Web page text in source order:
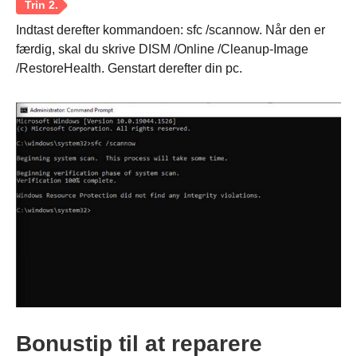
Indtast derefter kommandoen: sfc /scannow. Når den er
færdig, skal du skrive DISM /Online /Cleanup-Image
/RestoreHealth. Genstart derefter din pc.
Bonustip til at reparere